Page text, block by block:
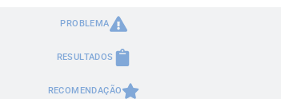
PROBLEMA
RESULTADOS
RECOMENDAÇÃO